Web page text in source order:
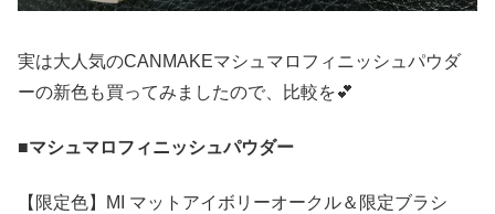
実は大人気のCANMAKEマシュマロフィニッシュパウダ
ーの新色も買ってみましたので、比較を💕
■マシュマロフィニッシュパウダー
【限定色】MI マットアイボリーオークル＆限定ブラシ